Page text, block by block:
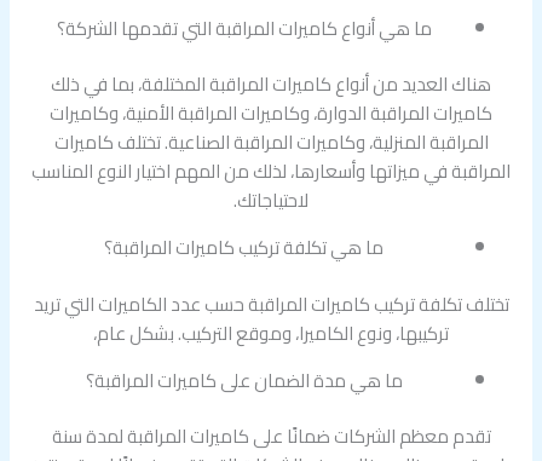
ما هي أنواع كاميرات المراقبة التي تقدمها الشركة؟
هناك العديد من أنواع كاميرات المراقبة المختلفة، بما في ذلك
كاميرات المراقبة الدوارة، وكاميرات المراقبة الأمنية، وكاميرات
المراقبة المنزلية، وكاميرات المراقبة الصناعية. تختلف كاميرات
المراقبة في ميزاتها وأسعارها، لذلك من المهم اختيار النوع المناسب
لاحتياجاتك.
ما هي تكلفة تركيب كاميرات المراقبة؟
تختلف تكلفة تركيب كاميرات المراقبة حسب عدد الكاميرات التي تريد
تركيبها، ونوع الكاميرا، وموقع التركيب. بشكل عام،
ما هي مدة الضمان على كاميرات المراقبة؟
تقدم معظم الشركات ضمانًا على كاميرات المراقبة لمدة سنة